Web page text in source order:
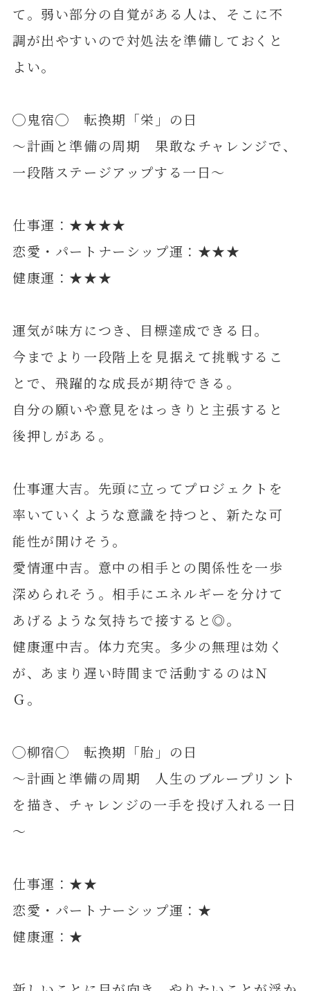
て。弱い部分の自覚がある人は、そこに不
調が出やすいので対処法を準備しておくと
よい。
◯鬼宿◯ 転換期「栄」の日
～計画と準備の周期 果敢なチャレンジで、
一段階ステージアップする一日～
仕事運：★★★★
恋愛・パートナーシップ運：★★★
健康運：★★★
運気が味方につき、目標達成できる日。
今までより一段階上を見据えて挑戦するこ
とで、飛躍的な成長が期待できる。
自分の願いや意見をはっきりと主張すると
後押しがある。
仕事運大吉。先頭に立ってプロジェクトを
率いていくような意識を持つと、新たな可
能性が開けそう。
愛情運中吉。意中の相手との関係性を一歩
深められそう。相手にエネルギーを分けて
あげるような気持ちで接すると◎。
健康運中吉。体力充実。多少の無理は効く
が、あまり遅い時間まで活動するのはＮ
Ｇ。
◯柳宿◯ 転換期「胎」の日
～計画と準備の周期 人生のブループリント
を描き、チャレンジの一手を投げ入れる一日
～
仕事運：★★
恋愛・パートナーシップ運：★
健康運：★